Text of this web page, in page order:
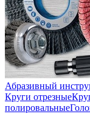
Абразивный
Круги отрезные
полировальные